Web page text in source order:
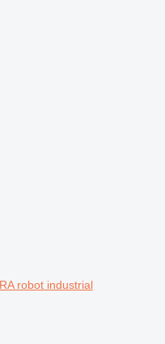
robot industrial